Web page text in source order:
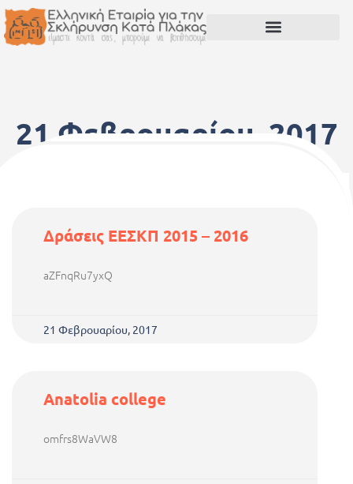
21 Φεβρουαρίου, 2017
Δράσεις ΕΕΣΚΠ 2015 – 2016
aZFnqRu7yxQ
21 Φεβρουαρίου, 2017
Anatolia college
omfrs8WaVW8